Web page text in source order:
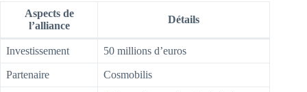
Aspects de
l’alliance
Détails
Investissement 50 millions d’euros
Partenaire Cosmobilis